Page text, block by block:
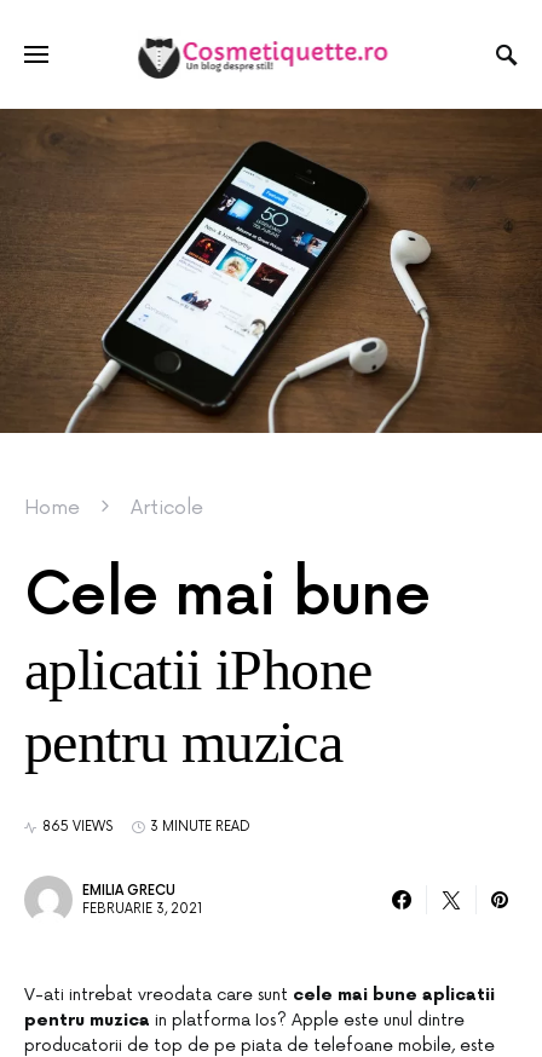
Home Articole
Cele mai bune
aplicatii iPhone
pentru muzica
865 VIEWS 3 MINUTE READ
EMILIA GRECU
FEBRUARIE 3, 2021
V-ati intrebat vreodata care sunt cele mai bune aplicatii
pentru muzica in platforma Ios? Apple este unul dintre
producatorii de top de pe piata de telefoane mobile, este